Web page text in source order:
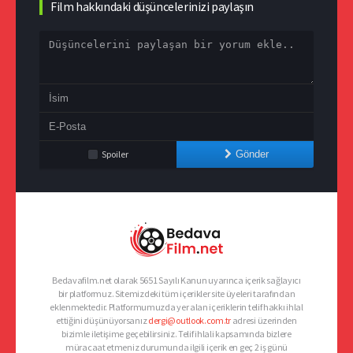
Film hakkındaki düşüncelerinizi paylaşın
Spoiler Gönder
Bedavafilm.net olarak 5651 Sayılı Kanun uyarınca içerik sağlayıcı
bir platformuz. Sitemizdeki tüm içerikler site üyeleri tarafından
eklenmektedir. Platformumuzda yer alan içeriklerin telif hakkı ihlal
ettiğini düşünüyorsanızdergi@outlook.com.tr adresi üzerinden
bizimle iletişime geçebilirsiniz. Telif ihlali kapsamında bizlere
müracaat etmeniz durumunda ilgili içerik en geç 2 iş günü